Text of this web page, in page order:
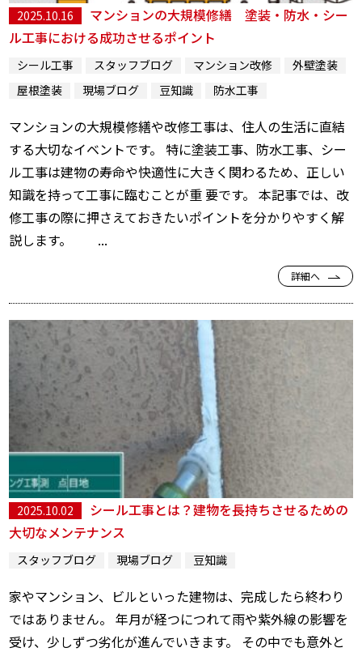
2025.10.16
マンションの大規模修繕 塗装・防水・シー
ル工事における成功させるポイント
シール工事 スタッフブログ マンション改修
外壁塗装
屋根塗装
現場ブログ 豆知識 防水工事
マンションの大規模修繕や改修工事は、住人の生活に直結
する大切なイベントです。 特に塗装工事、防水工事、シー
ル工事は建物の寿命や快適性に大きく関わるため、正しい
知識を持って工事に臨むことが重 要です。 本記事では、改
修工事の際に押さえておきたいポイントを分かりやすく解
説します。 ...
詳細へ
2025.10.02
シール工事とは？建物を長持ちさせるための
大切なメンテナンス
スタッフブログ 現場ブログ 豆知識
家やマンション、ビルといった建物は、完成したら終わり
ではありません。 年月が経つにつれて雨や紫外線の影響を
受け、少しずつ劣化が進んでいきます。 その中でも意外と